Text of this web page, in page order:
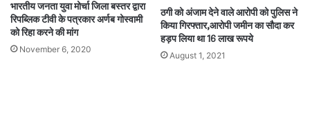
भारतीय जनता युवा मोर्चा जिला बस्तर द्वारा
रिपब्लिक टीवी के पत्रकार अर्णब गोस्वामी
को रिहा करने की मांग
November 6, 2020
ठगी को अंजाम देने वाले आरोपी को पुलिस ने
किया गिरफ्तार,आरोपी जमीन का सौदा कर
हड़प लिया था 16 लाख रूपये
August 1, 2021